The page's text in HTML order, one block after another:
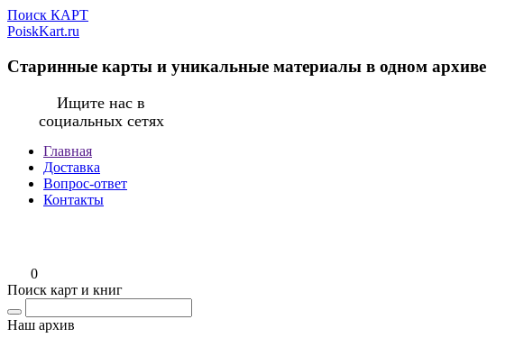
Поиск КАРТ
PoiskKart.ru
Старинные карты и уникальные материалы в одном архиве
Ищите нас в
социальных сетях
Главная
Доставка
Вопрос-ответ
Контакты
0
Поиск карт и книг
Наш архив